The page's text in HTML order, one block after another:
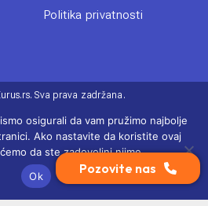
Politika privatnosti
Sva prava zadržana.
- Izradio
Cubes
Pozovite nas
osigurali da vam pružimo najbolje
Ako nastavite da koristite ovaj
da ste zadovoljni njime.
Ok